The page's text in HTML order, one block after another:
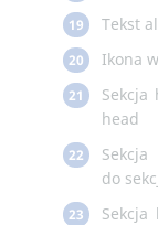
19 Tekst
20 Ikona
21
head
22
do
23